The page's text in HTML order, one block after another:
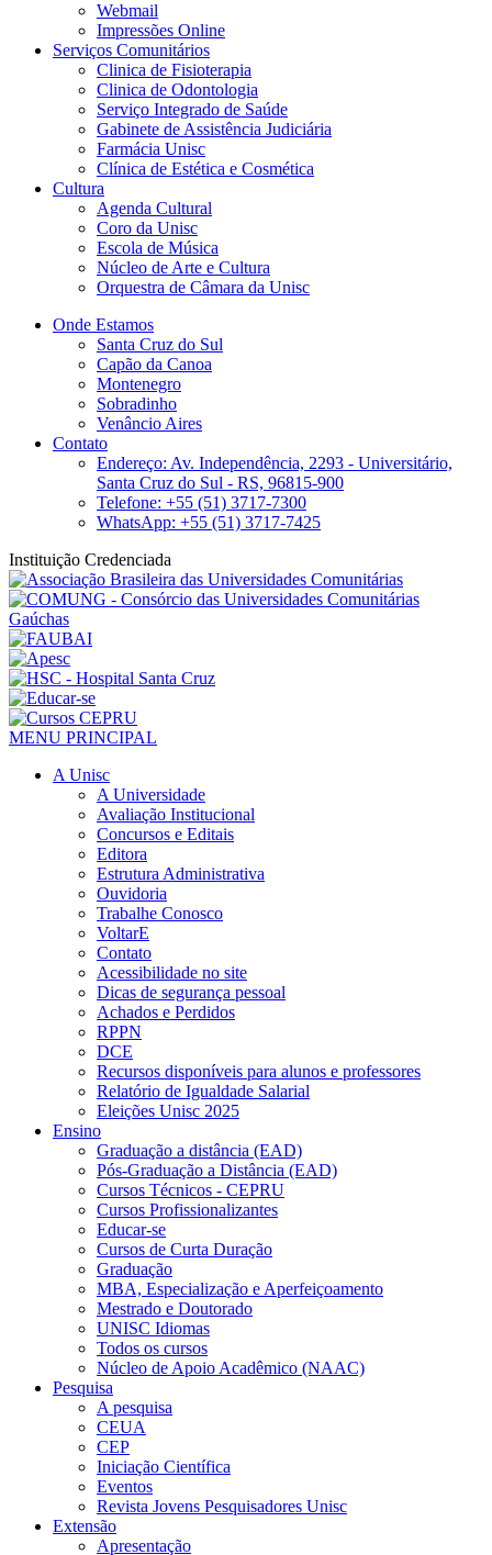
Webmail
Impressões Online
Serviços Comunitários
Clinica de Fisioterapia
Clinica de Odontologia
Serviço Integrado de Saúde
Gabinete de Assistência Judiciária
Farmácia Unisc
Clínica de Estética e Cosmética
Cultura
Agenda Cultural
Coro da Unisc
Escola de Música
Núcleo de Arte e Cultura
Orquestra de Câmara da Unisc
Onde Estamos
Santa Cruz do Sul
Capão da Canoa
Montenegro
Sobradinho
Venâncio Aires
Contato
Endereço: Av. Independência, 2293 - Universitário,
Santa Cruz do Sul - RS, 96815-900
Telefone: +55 (51) 3717-7300
WhatsApp: +55 (51) 3717-7425
Instituição Credenciada
MENU PRINCIPAL
A Unisc
A Universidade
Avaliação Institucional
Concursos e Editais
Editora
Estrutura Administrativa
Ouvidoria
Trabalhe Conosco
VoltarE
Contato
Acessibilidade no site
Dicas de segurança pessoal
Achados e Perdidos
RPPN
DCE
Recursos disponíveis para alunos e professores
Relatório de Igualdade Salarial
Eleições Unisc 2025
Ensino
Graduação a distância (EAD)
Pós-Graduação a Distância (EAD)
Cursos Técnicos - CEPRU
Cursos Profissionalizantes
Educar-se
Cursos de Curta Duração
Graduação
MBA, Especialização e Aperfeiçoamento
Mestrado e Doutorado
UNISC Idiomas
Todos os cursos
Núcleo de Apoio Acadêmico (NAAC)
Pesquisa
A pesquisa
CEUA
CEP
Iniciação Científica
Eventos
Revista Jovens Pesquisadores Unisc
Extensão
Apresentação